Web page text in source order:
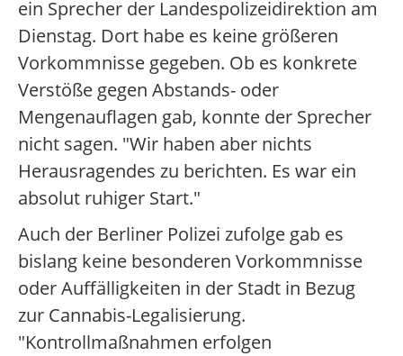
ein Sprecher der Landespolizeidirektion am
Dienstag. Dort habe es keine größeren
Vorkommnisse gegeben. Ob es konkrete
Verstöße gegen Abstands- oder
Mengenauflagen gab, konnte der Sprecher
nicht sagen. "Wir haben aber nichts
Herausragendes zu berichten. Es war ein
absolut ruhiger Start."
Auch der Berliner Polizei zufolge gab es
bislang keine besonderen Vorkommnisse
oder Auffälligkeiten in der Stadt in Bezug
zur Cannabis-Legalisierung.
"Kontrollmaßnahmen erfolgen